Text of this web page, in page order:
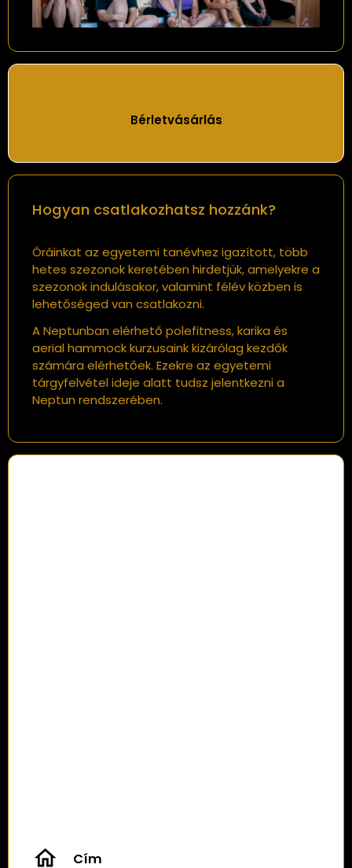
Bérletvásárlás
Hogyan csatlakozhatsz hozzánk?
Óráinkat az egyetemi tanévhez igazított, több
hetes szezonok keretében hirdetjük, amelyekre a
szezonok indulásakor, valamint félév közben is
lehetőséged van csatlakozni.
A Neptunban elérhető polefitness, karika és
aerial hammock kurzusaink kizárólag kezdők
számára elérhetőek. Ezekre az egyetemi
tárgyfelvétel ideje alatt tudsz jelentkezni a
Neptun rendszerében.
home Cím